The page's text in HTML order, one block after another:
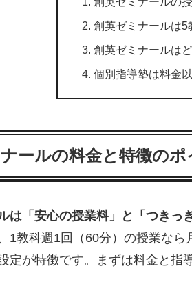
創英ゼミナールは5
創英ゼミナールは
個別指導塾は料金
ールの料金と特徴のポ
は「安心の授業料」と「つきっ
1教科週1回（60分）の授業な
定が特徴です。まずは料金と指